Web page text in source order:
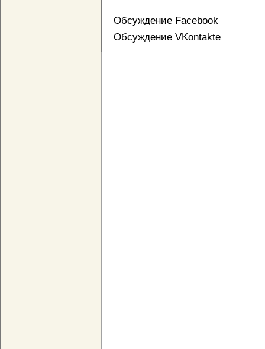
Обсуждение Facebook
Обсуждение VKontakte